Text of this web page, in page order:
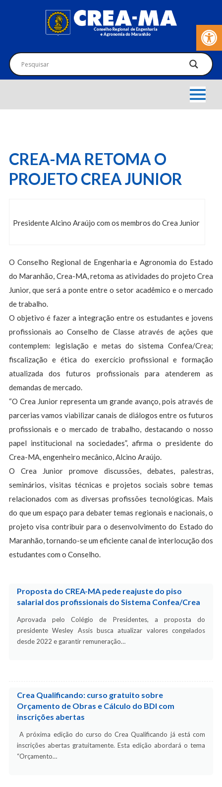
Barra de
CREA-MA RETOMA O
PROJETO CREA JUNIOR
Presidente Alcino Araújo com os membros do Crea Junior
O Conselho Regional de Engenharia e Agronomia do Estado
do Maranhão, Crea-MA, retoma as atividades do projeto Crea
Junior, que será a ponte entre o setor acadêmico e o mercado
de trabalho.
O objetivo é fazer a integração entre os estudantes e jovens
profissionais ao Conselho de Classe através de ações que
contemplem: legislação e metas do sistema Confea/Crea;
fiscalização e ética do exercício profissional e formação
atualizada dos futuros profissionais para atenderem as
demandas de mercado.
“O Crea Junior representa um grande avanço, pois através de
parcerias vamos viabilizar canais de diálogos entre os futuros
profissionais e o mercado de trabalho, destacando o nosso
papel institucional na sociedades”, afirma o presidente do
Crea-MA, engenheiro mecânico, Alcino Araújo.
O Crea Junior promove discussões, debates, palestras,
seminários, visitas técnicas e projetos sociais sobre temas
relacionados com as diversas profissões tecnológicas. Mais
do que um espaço para debater temas regionais e nacionais, o
projeto visa contribuir para o desenvolvimento do Estado do
Maranhão, tornando-se um eficiente canal de interlocução dos
estudantes com o Conselho.
Proposta do CREA-MA pede reajuste do piso
salarial dos profissionais do Sistema Confea/Crea
Aprovada pelo Colégio de Presidentes, a proposta do
presidente Wesley Assis busca atualizar valores congelados
desde 2022 e garantir remuneração…
Crea Qualificando: curso gratuito sobre
Orçamento de Obras e Cálculo do BDI com
inscrições abertas
A próxima edição do curso do Crea Qualificando já está com
inscrições abertas gratuitamente. Esta edição abordará o tema
“Orçamento…